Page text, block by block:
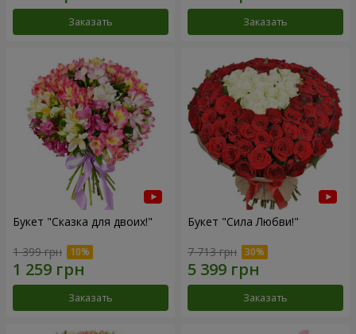
Заказать Заказать
Букет "Сказка для двоих!"
1 399 грн
Заказать
Букет "Сила Любви!"
7 713 грн
Заказать